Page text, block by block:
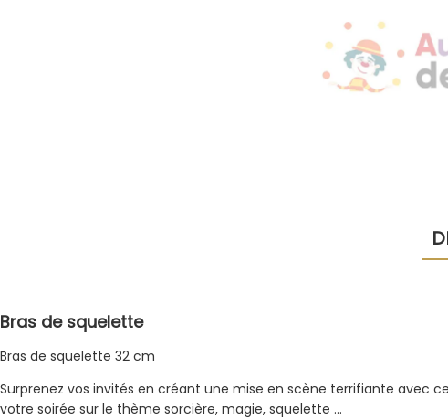
Bras de squelette
Bras de squelette 32 cm
Surprenez vos invités en créant une mise en scène terrifiante avec
votre soirée sur le thème sorcière, magie, squelette …